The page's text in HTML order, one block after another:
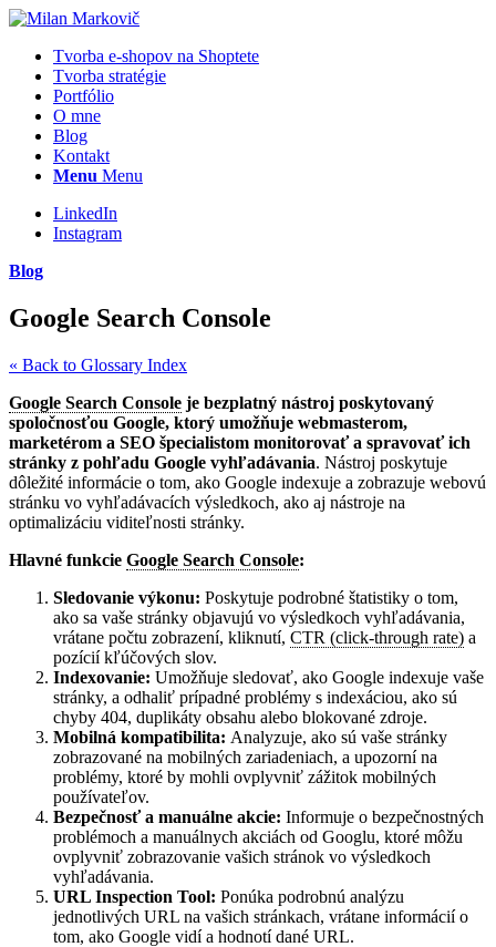
Tvorba e-shopov na Shoptete
Tvorba stratégie
Portfólio
O mne
Blog
Kontakt
Menu Menu
LinkedIn
Instagram
Blog
Google Search Console
« Back to Glossary Index
Google Search Console je bezplatný nástroj poskytovaný
spoločnosťou Google, ktorý umožňuje webmasterom,
marketérom a SEO špecialistom monitorovať a spravovať ich
stránky z pohľadu Google vyhľadávania. Nástroj poskytuje
dôležité informácie o tom, ako Google indexuje a zobrazuje webovú
stránku vo vyhľadávacích výsledkoch, ako aj nástroje na
optimalizáciu viditeľnosti stránky.
Hlavné funkcie Google Search Console:
Sledovanie výkonu: Poskytuje podrobné štatistiky o tom,
ako sa vaše stránky objavujú vo výsledkoch vyhľadávania,
vrátane počtu zobrazení, kliknutí, CTR (click-through rate) a
pozícií kľúčových slov.
Indexovanie: Umožňuje sledovať, ako Google indexuje vaše
stránky, a odhaliť prípadné problémy s indexáciou, ako sú
chyby 404, duplikáty obsahu alebo blokované zdroje.
Mobilná kompatibilita: Analyzuje, ako sú vaše stránky
zobrazované na mobilných zariadeniach, a upozorní na
problémy, ktoré by mohli ovplyvniť zážitok mobilných
používateľov.
Bezpečnosť a manuálne akcie: Informuje o bezpečnostných
problémoch a manuálnych akciách od Googlu, ktoré môžu
ovplyvniť zobrazovanie vašich stránok vo výsledkoch
vyhľadávania.
URL Inspection Tool: Ponúka podrobnú analýzu
jednotlivých URL na vašich stránkach, vrátane informácií o
tom, ako Google vidí a hodnotí dané URL.